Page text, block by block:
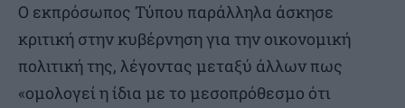
Ο εκπρόσωπος Τύπου παράλληλα άσκησε
κριτική στην κυβέρνηση για την οικονομική
πολιτική της, λέγοντας μεταξύ άλλων πως
«ομολογεί η ίδια με το μεσοπρόθεσμο ότι